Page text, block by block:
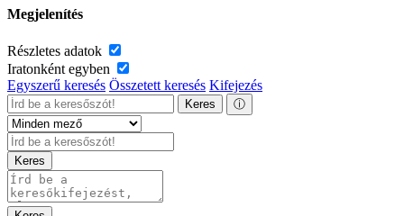
Megjelenítés
Részletes adatok
Iratonként egyben
Egyszerű keresés Összetett keresés Kifejezés
Keres ⓘ
Keres